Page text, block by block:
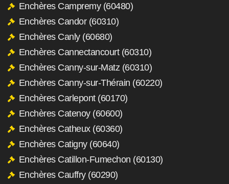
Enchères Campremy (60480)
Enchères Candor (60310)
Enchères Canly (60680)
Enchères Cannectancourt (60310)
Enchères Canny-sur-Matz (60310)
Enchères Canny-sur-Thérain (60220)
Enchères Carlepont (60170)
Enchères Catenoy (60600)
Enchères Catheux (60360)
Enchères Catigny (60640)
Enchères Catillon-Fumechon (60130)
Enchères Cauffry (60290)